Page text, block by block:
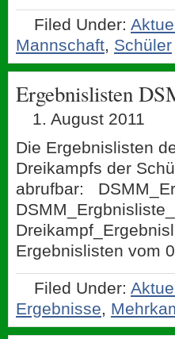
Filed Under:
Mannschaft, Schüler
Ergebnislisten
1. August 2011
Die Ergebnislisten
Dreikampfs der
abrufbar:
Ergebnislisten vom
Filed Under:
Ergebnisse,